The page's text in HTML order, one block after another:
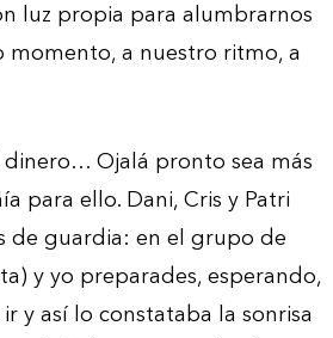
luz propia para alumbrarnos
momento, a nuestro ritmo, a
dinero… Ojalá pronto sea más
para ello. Dani, Cris y Patri
de guardia: en el grupo de
y yo preparades, esperando,
y así lo constataba la sonrisa